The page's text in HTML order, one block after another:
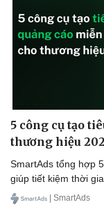
5 công cụ tạo
thương hiệu
SmartAds tổng hợp
giúp tiết kiệm thời
| SmartAds